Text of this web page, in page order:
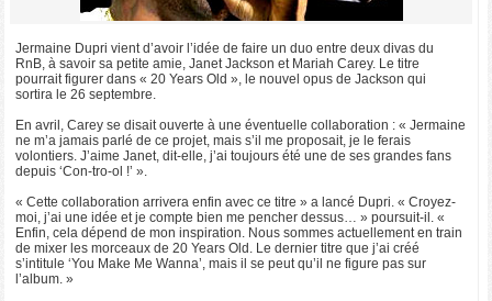
Jermaine Dupri vient d’avoir l’idée de faire un duo entre deux divas du
RnB, à savoir sa petite amie, Janet Jackson et Mariah Carey. Le titre
pourrait figurer dans « 20 Years Old », le nouvel opus de Jackson qui
sortira le 26 septembre.
En avril, Carey se disait ouverte à une éventuelle collaboration : « Jermaine
ne m’a jamais parlé de ce projet, mais s’il me proposait, je le ferais
volontiers. J’aime Janet, dit-elle, j’ai toujours été une de ses grandes fans
depuis ‘Con-tro-ol !’ ».
« Cette collaboration arrivera enfin avec ce titre » a lancé Dupri. « Croyez-
moi, j’ai une idée et je compte bien me pencher dessus… » poursuit-il. «
Enfin, cela dépend de mon inspiration. Nous sommes actuellement en train
de mixer les morceaux de 20 Years Old. Le dernier titre que j’ai créé
s’intitule ‘You Make Me Wanna’, mais il se peut qu’il ne figure pas sur
l’album. »